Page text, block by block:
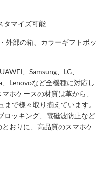
タマイズ可能
外部の箱、カラーギフトボッ
、Samsung、LG、
Lenovoなど全機種に対応し
ホケースの材質は革から、
で様々取り揃えています。
ロッキング、電磁波防止など
おりに、高品質のスマホケ